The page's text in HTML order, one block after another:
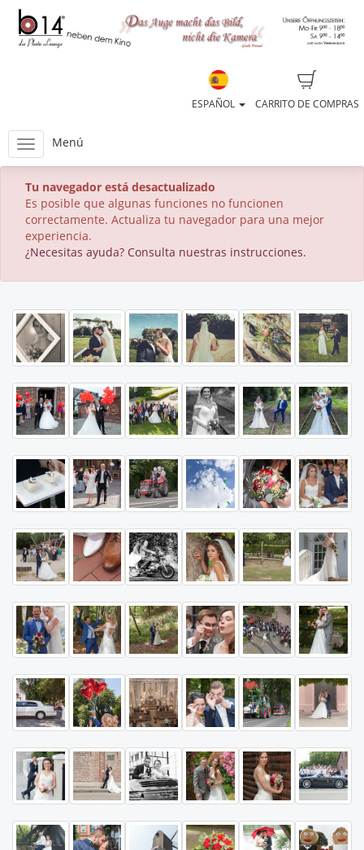
CARRITO DE COMPRAS
ESPAÑOL
Menú
Tu navegador está desactualizado
Es posible que algunas funciones no funcionen
correctamente. Actualiza tu navegador para una mejor
experiencia.
¿Necesitas ayuda? Consulta nuestras instrucciones.